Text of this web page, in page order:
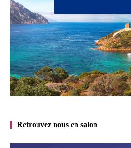
Retrouvez nous en salon